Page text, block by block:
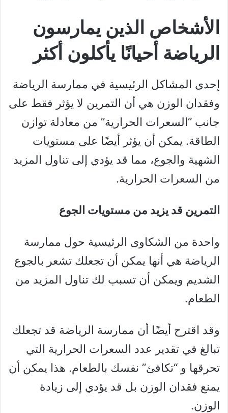
الأشخاص الذين يمارسون
الرياضة أحيانًا يأكلون أكثر
إحدى المشاكل الرئيسية في ممارسة الرياضة
وفقدان الوزن هي أن التمرين لا يؤثر فقط على
جانب “السعرات الحرارية” من معادلة توازن
الطاقة. يمكن أن يؤثر أيضًا على مستويات
الشهية والجوع، مما قد يؤدي إلى تناول المزيد
من السعرات الحرارية.
التمرين قد يزيد من مستويات الجوع
واحدة من الشكاوى الرئيسية حول ممارسة
الرياضة هي أنها يمكن أن تجعلك تشعر بالجوع
الشديم ويمكن أن تسبب لك تناول المزيد من
الطعام.
وقد اقترح أيضًا أن ممارسة الرياضة قد تجعلك
تبالغ في تقدير عدد السعرات الحرارية التي
تحرقها و “تكافئ” نفسك بالطعام. هذا يمكن أن
يمنع فقدان الوزن بل قد يؤدي إلى زيادة
الوزن.